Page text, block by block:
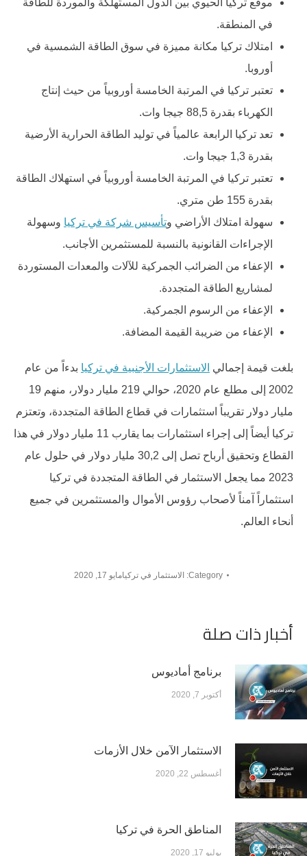
في المنطقة.
امتلاك تركيا مكانة مميزة في سوق الطاقة الشمسية في
أوروبا.
تعتبر تركيا في المرتبة الخامسة أوروبياً من حيث إنتاج
الكهرباء بقدرة 88,5 جيجا وات.
تعد تركيا الرابعة عالمياً في توليد الطاقة الحرارية الأرضية
بقدرة 1,3 جيجا وات.
تعتبر تركيا في المرتبة الخامسة أوروبياً في استهلاك الطاقة
بقدرة 155 طن متري.
سهولة امتلاك الأراضي وتأسيس شركة في تركيا وسهولة
الإجراءات القانونية بالنسبة للمستثمرين الأجانب.
الإعفاء من الضرائب الجمركية للآلات والمعدات المستوردة
لمشاريع الطاقة المتجددة.
الإعفاء من الرسوم الجمركية.
الإعفاء من ضريبة القيمة المضافة.
بلغت قيمة إجمالي الاستثمارات الأجنبية في تركيا بدءاً من عام
2002 إلى مطلع عام 2020، حوالي 219 مليار دولار، منهم 19
مليار دولار تقريباً استثمارات في قطاع الطاقة المتجددة، وتعتزم
تركيا أيضاً إلى إجراء استثمارات بما يقارب 11 مليار دولار في هذا
القطاع وتحقيق أرباح تصل إلى 30,2 مليار دولار في حلول عام
2023 مما يجعل الاستثمار في الطاقة المتجددة في تركيا
استثماراً آمناً لأصحاب رؤوس الأموال والمستثمرين في جميع
أنحاء العالم.
Category: الاستثمار في تركيامايو 17, 2020
أخبار ذات صلة
برنامج أماديوس
أكتوبر 7, 2020
الاستثمار الآمن خلال الأزمات
أغسطس 22, 2020
المناطق الحرة في تركيا
يوليو 17, 2020